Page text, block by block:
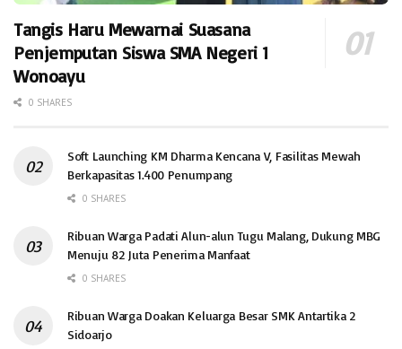
Tangis Haru Mewarnai Suasana
Penjemputan Siswa SMA Negeri 1
Wonoayu
0 SHARES
Soft Launching KM Dharma Kencana V, Fasilitas Mewah
Berkapasitas 1.400 Penumpang
0 SHARES
Ribuan Warga Padati Alun-alun Tugu Malang, Dukung MBG
Menuju 82 Juta Penerima Manfaat
0 SHARES
Ribuan Warga Doakan Keluarga Besar SMK Antartika 2
Sidoarjo